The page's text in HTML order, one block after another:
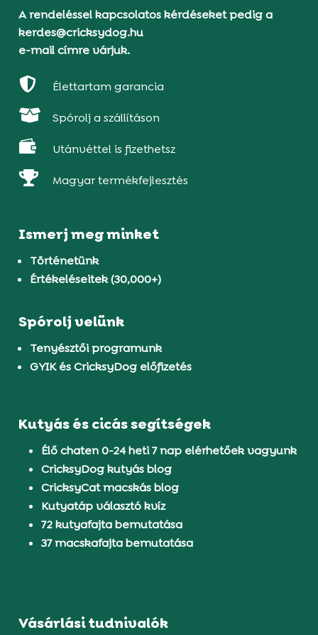
A rendeléssel kapcsolatos kérdéseket pedig a
kerdes@cricksydog.hu
e-mail címre várjuk.
 Élettartam garancia
 Spórolj a szállításon
 Utánvéttel is fizethetsz
 Magyar termékfejlesztés
Ismerj meg minket
Történetünk
Értékeléseitek (30,000+)
Spórolj velünk
Tenyésztői programunk
GYIK és CricksyDog előfizetés
Kutyás és cicás segítségek
Élő chaten 0-24 heti 7 nap elérhetőek vagyunk
CricksyDog kutyás blog
CricksyCat macskás blog
Kutyatáp választó kvíz
72 kutyafajta bemutatása
37 macskafajta bemutatása
Vásárlási tudnivalók